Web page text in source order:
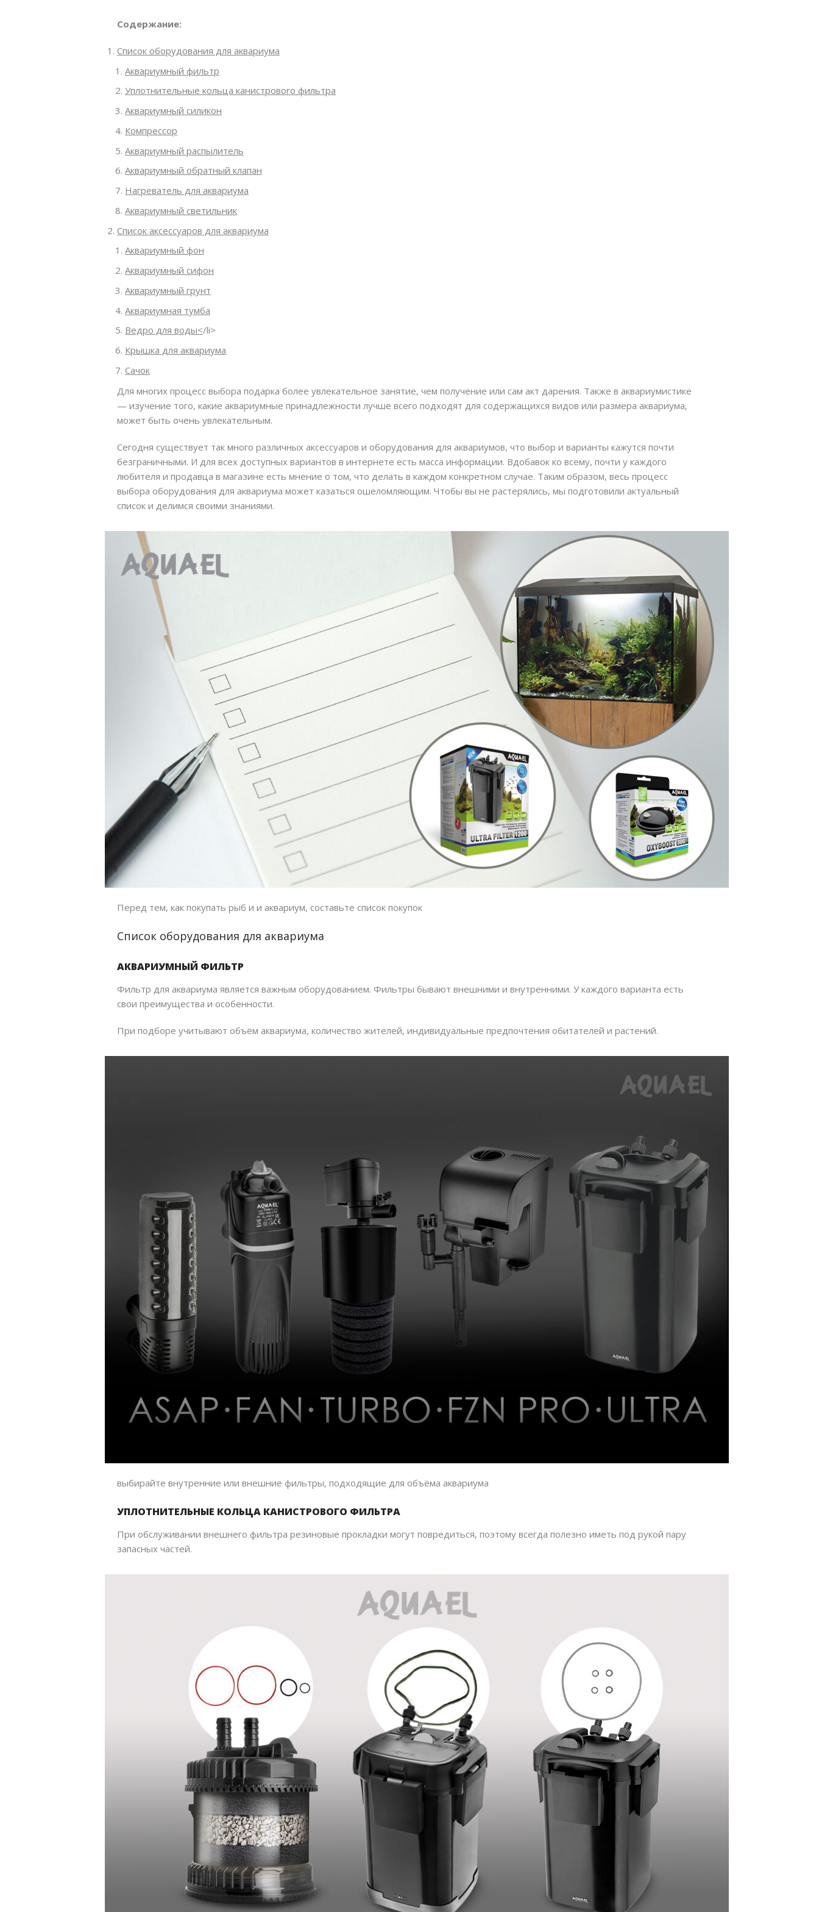
ФИЛЬТРЫ ДЛЯ ПРУДА
СВЕТИЛЬНИКИ ДЛЯ ПРУДА
НАГРЕВАТЕЛИ ДЛЯ ПРУДА
Содержание:
Список оборудования для аквариума
Аквариумный фильтр
Уплотнительные кольца канистрового фильтра
Аквариумный силикон
Компрессор
Аквариумный распылитель
Аквариумный обратный клапан
Нагреватель для аквариума
Аквариумный светильник
Список аксессуаров для аквариума
Аквариумный фон
Аквариумный сифон
Аквариумный грунт
Аквариумная тумба
Ведро для воды</li>
Крышка для аквариума
Сачок
Для многих процесс выбора подарка более увлекательное занятие, чем получение или сам акт дарения. Также в аквариумистике
— изучение того, какие аквариумные принадлежности лучше всего подходят для содержащихся видов или размера аквариума,
может быть очень увлекательным.
Сегодня существует так много различных аксессуаров и оборудования для аквариумов, что выбор и варианты кажутся почти
безграничными. И для всех доступных вариантов в интернете есть масса информации. Вдобавок ко всему, почти у каждого
любителя и продавца в магазине есть мнение о том, что делать в каждом конкретном случае. Таким образом, весь процесс
выбора оборудования для аквариума может казаться ошеломляющим. Чтобы вы не растерялись, мы подготовили актуальный
список и делимся своими знаниями.
Перед тем, как покупать рыб и и аквариум, составьте список покупок
Список оборудования для аквариума
АКВАРИУМНЫЙ ФИЛЬТР
Фильтр для аквариума является важным оборудованием. Фильтры бывают внешними и внутренними. У каждого варианта есть
свои преимущества и особенности.
При подборе учитывают объём аквариума, количество жителей, индивидуальные предпочтения обитателей и растений.
выбирайте внутренние или внешние фильтры, подходящие для объёма аквариума
УПЛОТНИТЕЛЬНЫЕ КОЛЬЦА КАНИСТРОВОГО ФИЛЬТРА
При обслуживании внешнего фильтра резиновые прокладки могут повредиться, поэтому всегда полезно иметь под рукой пару
запасных частей.